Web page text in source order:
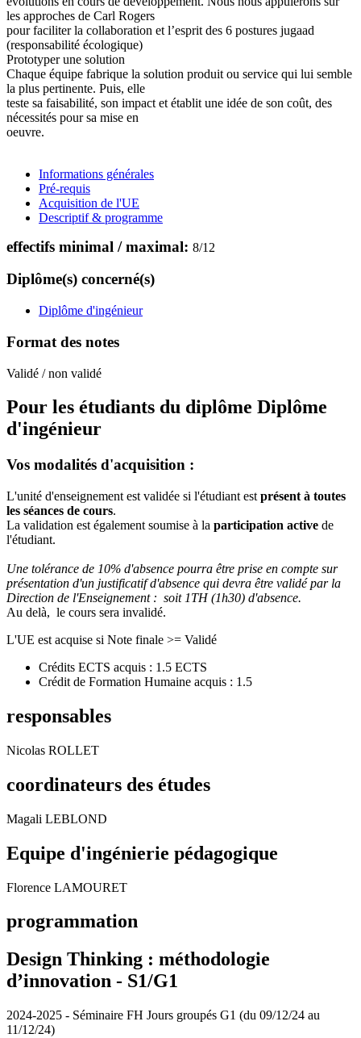
les approches de Carl Rogers
pour faciliter la collaboration et l’esprit des 6 postures jugaad
(responsabilité écologique)
Prototyper une solution
Chaque équipe fabrique la solution produit ou service qui lui semble
la plus pertinente. Puis, elle
teste sa faisabilité, son impact et établit une idée de son coût, des
nécessités pour sa mise en
oeuvre.
Informations générales
Pré-requis
Acquisition de l'UE
Descriptif & programme
effectifs minimal / maximal: 8/12
Diplôme(s) concerné(s)
Diplôme d'ingénieur
Format des notes
Validé / non validé
Pour les étudiants du diplôme Diplôme
d'ingénieur
Vos modalités d'acquisition :
L'unité d'enseignement est validée si l'étudiant est présent à toutes
les séances de cours.
La validation est également soumise à la participation active de
l'étudiant.
Une tolérance de 10% d'absence pourra être prise en compte sur
présentation d'un justificatif d'absence qui devra être validé par la
Direction de l'Enseignement : soit 1TH (1h30) d'absence.
Au delà, le cours sera invalidé.
L'UE est acquise si Note finale >= Validé
Crédits ECTS acquis : 1.5 ECTS
Crédit de Formation Humaine acquis : 1.5
responsables
Nicolas ROLLET
coordinateurs des études
Magali LEBLOND
Equipe d'ingénierie pédagogique
Florence LAMOURET
programmation
Design Thinking : méthodologie
d’innovation - S1/G1
2024-2025 - Séminaire FH Jours groupés G1 (du 09/12/24 au
11/12/24)